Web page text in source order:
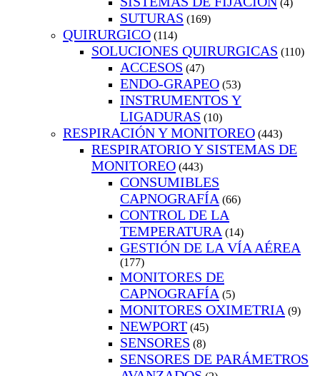
(4)
SUTURAS (169)
QUIRURGICO (114)
SOLUCIONES QUIRURGICAS (110)
ACCESOS (47)
ENDO-GRAPEO (53)
INSTRUMENTOS Y
LIGADURAS (10)
RESPIRACIÓN Y MONITOREO (443)
RESPIRATORIO Y SISTEMAS DE
MONITOREO (443)
CONSUMIBLES
CAPNOGRAFÍA (66)
CONTROL DE LA
TEMPERATURA (14)
GESTIÓN DE LA VÍA AÉREA
(177)
MONITORES DE
CAPNOGRAFÍA (5)
MONITORES OXIMETRIA (9)
NEWPORT (45)
SENSORES (8)
SENSORES DE PARÁMETROS